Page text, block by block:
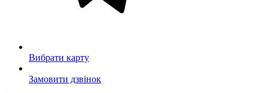
Вибрати карту
Замовити дзвінок